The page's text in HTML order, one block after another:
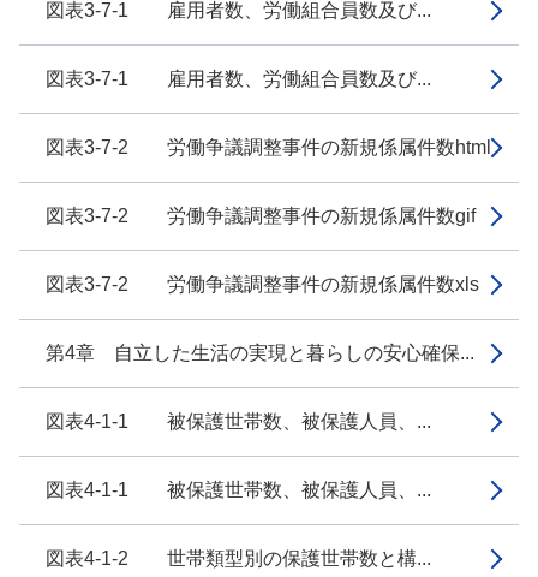
図表3-7-1 雇用者数、労働組合員数及び...
図表3-7-1 雇用者数、労働組合員数及び...
図表3-7-2 労働争議調整事件の新規係属件数html
図表3-7-2 労働争議調整事件の新規係属件数gif
図表3-7-2 労働争議調整事件の新規係属件数xls
第4章 自立した生活の実現と暮らしの安心確保...
図表4-1-1 被保護世帯数、被保護人員、...
図表4-1-1 被保護世帯数、被保護人員、...
図表4-1-2 世帯類型別の保護世帯数と構...